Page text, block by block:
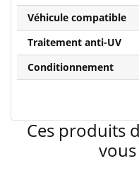
Véhicule compatible
Traitement anti-UV
Conditionnement
Ces produits